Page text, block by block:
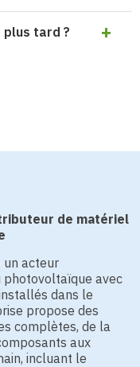
tard ?
de matériel
un acteur
avec
dans le
propose des
complètes, de la
aux
incluant le